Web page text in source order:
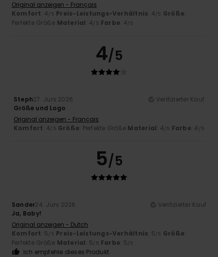
Original anzeigen - Français
Komfort: 4/5 Preis-Leistungs-Verhältnis: 4/5 Größe:
Perfekte Größe Material: 4/5 Farbe: 4/5
4/5
Steph27. Juni 2026
Verifizierter Kauf
Größe und Logo
Original anzeigen - Français
Komfort: 4/5 Größe: Perfekte Größe Material: 4/5 Farbe: 4 /5
5/5
Sander24. Juni 2026
Verifizierter Kauf
Ja, Baby!
Original anzeigen - Dutch
Komfort: 5/5 Preis-Leistungs-Verhältnis: 5/5 Größe:
Perfekte Größe Material: 5/5 Farbe: 5/5
Ich empfehle dieses Produkt